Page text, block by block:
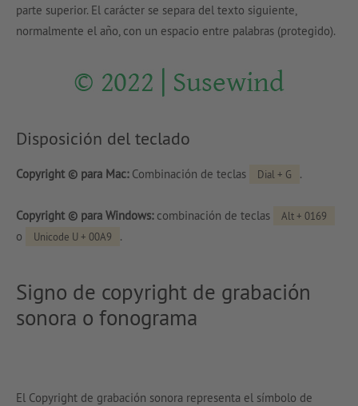
parte superior. El carácter se separa del texto siguiente,
normalmente el año, con un espacio entre palabras (protegido).
Disposición del teclado
Copyright © para Mac: Combinación de teclas Dial + G .
Copyright © para Windows: combinación de teclas Alt + 0169
o Unicode U + 00A9 .
Signo de copyright de grabación
sonora o fonograma
El Copyright de grabación sonora representa el símbolo de